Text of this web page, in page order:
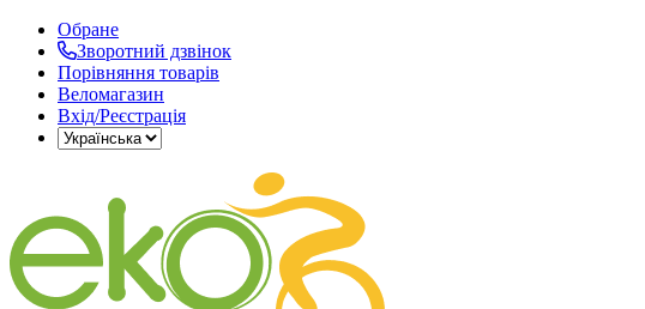
Обране
Зворотний дзвінок
Порівняння товарів
Веломагазин
Вхід/Реєстрація